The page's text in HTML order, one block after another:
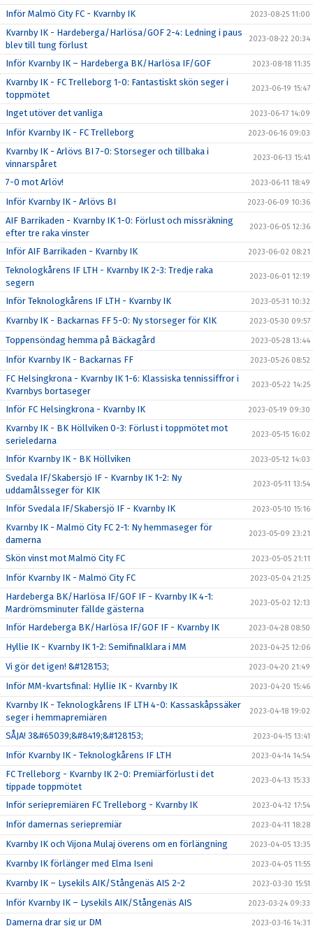
Inför Malmö City FC - Kvarnby IK 2023-08-25 11:00
Kvarnby IK - Hardeberga/Harlösa/GOF 2-4: Ledning i paus
blev till tung förlust
2023-08-22 20:34
Inför Kvarnby IK – Hardeberga BK/Harlösa IF/GOF 2023-08-18 11:35
Kvarnby IK - FC Trelleborg 1-0: Fantastiskt skön seger i
toppmötet
2023-06-19 15:47
Inget utöver det vanliga 2023-06-17 14:09
Inför Kvarnby IK - FC Trelleborg 2023-06-16 09:03
Kvarnby IK - Arlövs BI 7-0: Storseger och tillbaka i
vinnarspåret
2023-06-13 15:41
7-0 mot Arlöv! 2023-06-11 18:49
Inför Kvarnby IK - Arlövs BI 2023-06-09 10:36
AIF Barrikaden - Kvarnby IK 1-0: Förlust och missräkning
efter tre raka vinster
2023-06-05 12:36
Inför AIF Barrikaden - Kvarnby IK 2023-06-02 08:21
Teknologkårens IF LTH - Kvarnby IK 2-3: Tredje raka
segern
2023-06-01 12:19
Inför Teknologkårens IF LTH - Kvarnby IK 2023-05-31 10:32
Kvarnby IK - Backarnas FF 5-0: Ny storseger för KIK 2023-05-30 09:57
Toppensöndag hemma på Bäckagård 2023-05-28 13:44
Inför Kvarnby IK - Backarnas FF 2023-05-26 08:52
FC Helsingkrona - Kvarnby IK 1-6: Klassiska tennissiffror i
Kvarnbys bortaseger
2023-05-22 14:25
Inför FC Helsingkrona - Kvarnby IK 2023-05-19 09:30
Kvarnby IK - BK Höllviken 0-3: Förlust i toppmötet mot
serieledarna
2023-05-15 16:02
Inför Kvarnby IK - BK Höllviken 2023-05-12 14:03
Svedala IF/Skabersjö IF - Kvarnby IK 1-2: Ny
uddamålsseger för KIK
2023-05-11 13:54
Inför Svedala IF/Skabersjö IF - Kvarnby IK 2023-05-10 15:16
Kvarnby IK - Malmö City FC 2-1: Ny hemmaseger för
damerna
2023-05-09 23:21
Skön vinst mot Malmö City FC 2023-05-05 21:11
Inför Kvarnby IK - Malmö City FC 2023-05-04 21:25
Hardeberga BK/Harlösa IF/GOF IF - Kvarnby IK 4-1:
Mardrömsminuter fällde gästerna
2023-05-02 12:13
Inför Hardeberga BK/Harlösa IF/GOF IF - Kvarnby IK 2023-04-28 08:50
Hyllie IK - Kvarnby IK 1-2: Semifinalklara i MM 2023-04-25 12:06
Vi gör det igen! &#128153; 2023-04-20 21:49
Inför MM-kvartsfinal: Hyllie IK - Kvarnby IK 2023-04-20 15:46
Kvarnby IK - Teknologkårens IF LTH 4-0: Kassaskåpssäker
seger i hemmapremiären
2023-04-18 19:02
SÅJA! 3&#65039;&#8419;&#128153; 2023-04-15 13:41
Inför Kvarnby IK - Teknologkårens IF LTH 2023-04-14 14:54
FC Trelleborg - Kvarnby IK 2-0: Premiärförlust i det
tippade toppmötet
2023-04-13 15:33
Inför seriepremiären FC Trelleborg - Kvarnby IK 2023-04-12 17:54
Inför damernas seriepremiär 2023-04-11 18:28
Kvarnby IK och Vijona Mulaj överens om en förlängning 2023-04-05 13:35
Kvarnby IK förlänger med Elma Iseni 2023-04-05 11:55
Kvarnby IK – Lysekils AIK/Stångenäs AIS 2-2 2023-03-30 15:51
Inför Kvarnby IK – Lysekils AIK/Stångenäs AIS 2023-03-24 09:33
Damerna drar sig ur DM 2023-03-16 14:31